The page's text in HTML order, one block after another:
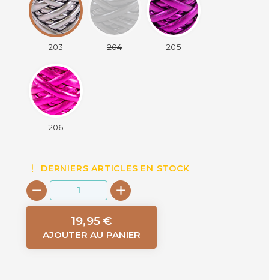
203 204 205
206
DERNIERS ARTICLES EN STOCK
19,95 €
AJOUTER AU PANIER